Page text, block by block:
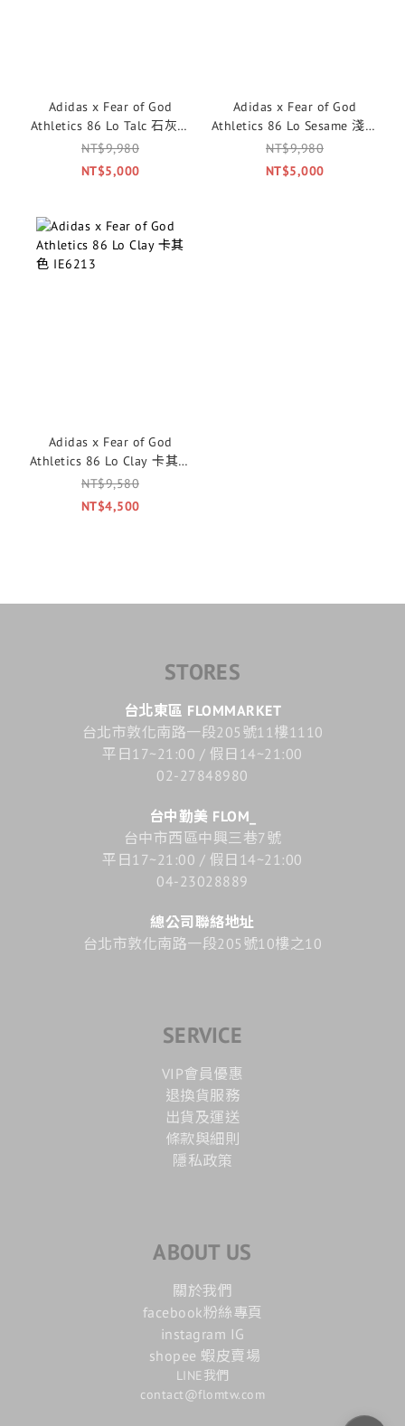
Adidas x Fear of God
Athletics 86 Lo Talc 石灰色
官網限定色 IE6215
NT$9,980
NT$5,000
Adidas x Fear of God
Athletics 86 Lo Sesame 淺灰
色 官網限定色 IF6682
NT$9,980
NT$5,000
Adidas x Fear of God
Athletics 86 Lo Clay 卡其色
IE6213
NT$9,580
NT$4,500
STORES
台北東區 FLOMMARKET
台北市敦化南路一段205號11樓1110
平日17~21:00 / 假日14~21:00
02-27848980
台中勤美 FLOM_
台中市西區中興三巷7號
平日17~21:00 / 假日14~21:00
04-23028889
總公司聯絡地址
台北市敦化南路一段205號10樓之10
SERVICE
VIP會員優惠
退換貨服務
出貨及運送
條款與細則
隱私政策
ABOUT US
關於我們
facebook粉絲專頁
instagram IG
shopee 蝦皮賣場
LINE我們
contact@flomtw.com